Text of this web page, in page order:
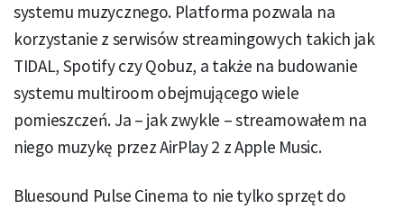
systemu muzycznego. Platforma pozwala na
korzystanie z serwisów streamingowych takich jak
TIDAL, Spotify czy Qobuz, a także na budowanie
systemu multiroom obejmującego wiele
pomieszczeń. Ja – jak zwykle – streamowałem na
niego muzykę przez AirPlay 2 z Apple Music.
Bluesound Pulse Cinema to nie tylko sprzęt do